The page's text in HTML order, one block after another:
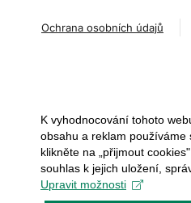
Ochrana osobních údajů
K vyhodnocování tohoto
obsahu a reklam používáme
klikněte na „přijmout
souhlas k jejich uložení,
Upravit možnosti